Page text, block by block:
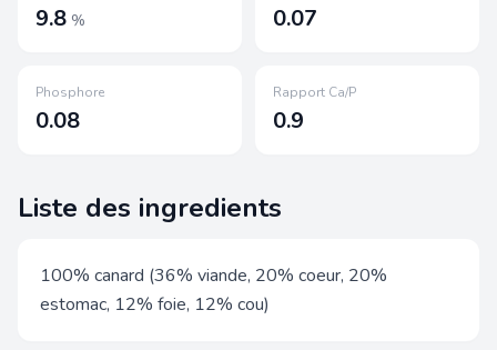
9.8 % 0.07
Phosphore
0.08
Rapport Ca/P
0.9
Liste des ingredients
100% canard (36% viande, 20% coeur, 20%
estomac, 12% foie, 12% cou)